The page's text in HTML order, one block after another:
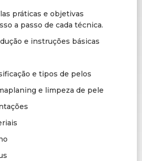
práticas e objetivas
a passo de cada técnica.
e instruções básicas
e tipos de pelos
e limpeza de pele